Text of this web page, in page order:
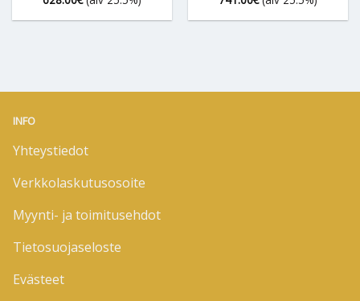
INFO
Yhteystiedot
Verkkolaskutusosoite
Myynti- ja toimitusehdot
Tietosuojaseloste
Evästeet